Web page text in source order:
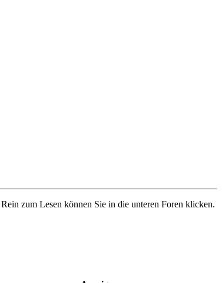
zum Lesen können Sie in die unteren Foren klicken.